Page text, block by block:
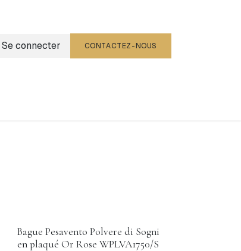
Se connecter CONTACTEZ-NOUS
Bague Pesavento Polvere di Sogni
en plaqué Or Rose WPLVA1750/S